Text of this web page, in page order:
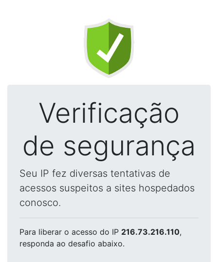
Verificação
de segurança
Seu IP fez diversas tentativas de
acessos suspeitos a sites hospedados
conosco.
Para liberar o acesso do IP 216.73.216.110,
responda ao desafio abaixo.